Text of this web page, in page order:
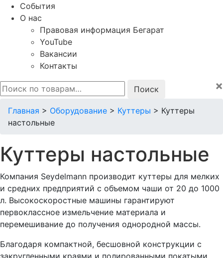
События
О нас
Правовая информация Бегарат
YouTube
Вакансии
Контакты
Искать:
×
Главная > Оборудование > Куттеры > Куттеры
настольные
Куттеры настольные
Компания Seydelmann производит куттеры для мелких
и средних предприятий с объемом чаши от 20 до 1000
л. Высокоскоростные машины гарантируют
первоклассное измельчение материала и
перемешивание до получения однородной массы.
Благодаря компактной, бесшовной конструкции с